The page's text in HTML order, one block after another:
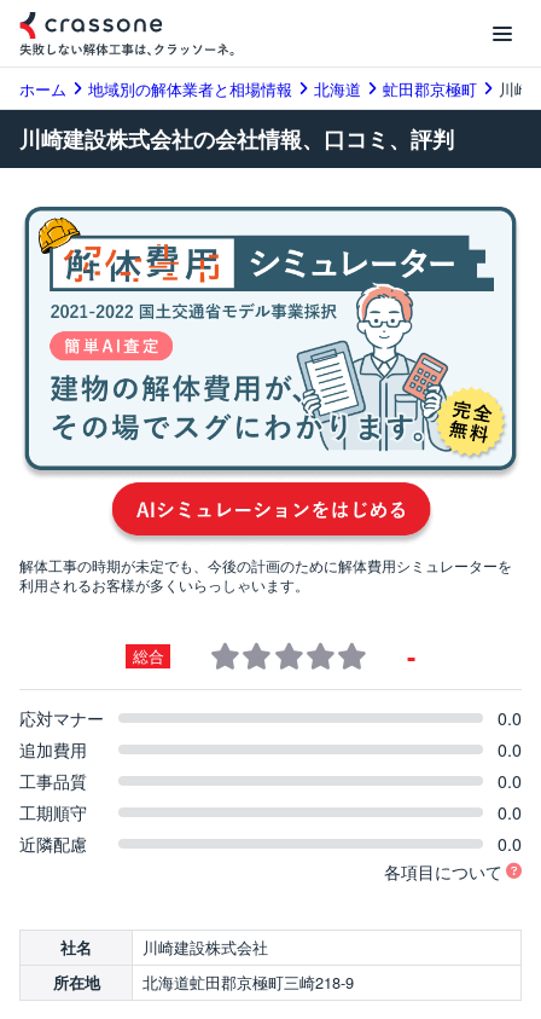
ホーム 地域別の解体業者と相場情報 北海道 虻田郡京極町 川崎
川崎建設株式会社の会社情報、口コミ、評判
解体工事の時期が未定でも、今後の計画のために解体費用シミュレーターを
利用されるお客様が多くいらっしゃいます。
総合 -
応対マナー
0.0
追加費用
0.0
工事品質
0.0
工期順守
0.0
近隣配慮
0.0
各項目について
社名 川崎建設株式会社
所在地 北海道虻田郡京極町三崎218-9